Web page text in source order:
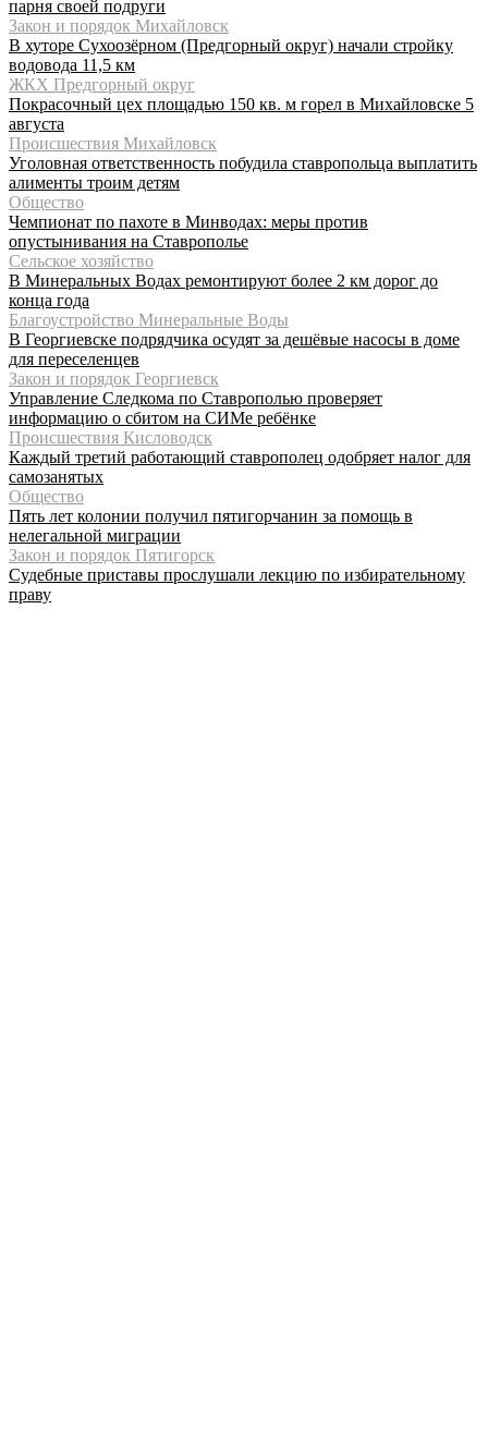
парня своей подруги
Закон и порядок Михайловск
В хуторе Сухоозёрном (Предгорный округ) начали стройку
водовода 11,5 км
ЖКХ Предгорный округ
Покрасочный цех площадью 150 кв. м горел в Михайловске 5
августа
Происшествия Михайловск
Уголовная ответственность побудила ставропольца выплатить
алименты троим детям
Общество
Чемпионат по пахоте в Минводах: меры против
опустынивания на Ставрополье
Сельское хозяйство
В Минеральных Водах ремонтируют более 2 км дорог до
конца года
Благоустройство Минеральные Воды
В Георгиевске подрядчика осудят за дешёвые насосы в доме
для переселенцев
Закон и порядок Георгиевск
Управление Следкома по Ставрополью проверяет
информацию о сбитом на СИМе ребёнке
Происшествия Кисловодск
Каждый третий работающий ставрополец одобряет налог для
самозанятых
Общество
Пять лет колонии получил пятигорчанин за помощь в
нелегальной миграции
Закон и порядок Пятигорск
Судебные приставы прослушали лекцию по избирательному
праву